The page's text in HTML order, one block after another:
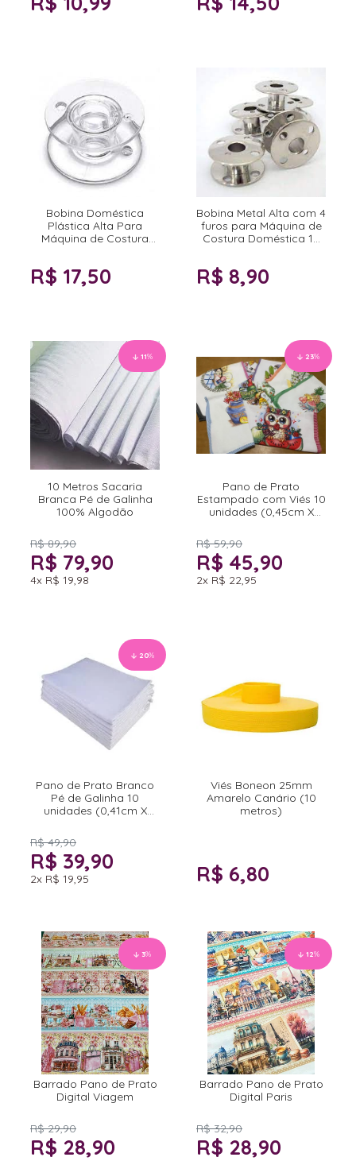
Bobina Doméstica
Plástica Alta Para
Máquina de Costura
R$ 17,50
Bobina Metal Alta com 4
furos para Máquina de
Costura Doméstica 10
R$ 8,90
11%
10 Metros Sacaria
Branca Pé de Galinha
100% Algodão
R$ 89,90
R$ 79,90
4x R$ 19,98
23%
Pano de Prato
Estampado com Viés 10
unidades (0,45cm X
R$ 59,90
R$ 45,90
2x R$ 22,95
20%
Pano de Prato Branco
Pé de Galinha 10
unidades (0,41cm X
R$ 49,90
R$ 39,90
2x R$ 19,95
Viés Boneon 25mm
Amarelo Canário (10
metros)
R$ 6,80
3%
Barrado Pano de Prato
Digital Viagem
R$ 29,90
R$ 28,90
12%
Barrado Pano de Prato
Digital Paris
R$ 32,90
R$ 28,90